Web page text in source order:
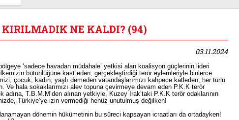
KIRILMADIK NE KALDI? (94)
03.11.2024
‘sadece havadan müdahale’ yetkisi alan koalisyon güçlerinin lideri
bütünlüğüne kast eden, gerçekleştirdiği terör eylemleriyle binlerce
çocuk, kadın, yaşlı demeden vatandaşlarımızı kahpece katleden; her türlü
Ve hala sokaklarımızı alev topuna çevirmeye devam eden P.K.K terör
adına, T.B.M.M’den alınan yetkiyle, Kuzey Irak’taki P.K.K terör odaklarının
Türkiye’ye izin vermediği henüz unutulmuş değilken!
dönemin hükümetinin bu süreci kapsayan icraatları da ortadayken!